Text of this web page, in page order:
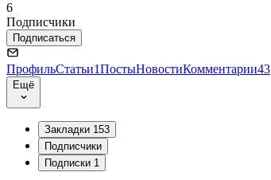
6
Подписчики
Подписаться
ПрофильСтатьи1ПостыНовостиКомментарии43
Ещё
Закладки 153
Подписчики
Подписки 1